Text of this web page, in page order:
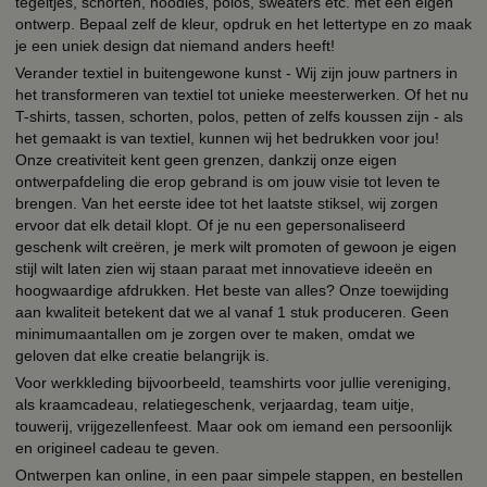
ontwerp. Bepaal zelf de kleur, opdruk en het lettertype en zo maak
je een uniek design dat niemand anders heeft!
Verander textiel in buitengewone kunst - Wij zijn jouw partners in
het transformeren van textiel tot unieke meesterwerken. Of het nu
T-shirts, tassen, schorten, polos, petten of zelfs koussen zijn - als
het gemaakt is van textiel, kunnen wij het bedrukken voor jou!
Onze creativiteit kent geen grenzen, dankzij onze eigen
ontwerpafdeling die erop gebrand is om jouw visie tot leven te
brengen. Van het eerste idee tot het laatste stiksel, wij zorgen
ervoor dat elk detail klopt. Of je nu een gepersonaliseerd
geschenk wilt creëren, je merk wilt promoten of gewoon je eigen
stijl wilt laten zien wij staan paraat met innovatieve ideeën en
hoogwaardige afdrukken. Het beste van alles? Onze toewijding
aan kwaliteit betekent dat we al vanaf 1 stuk produceren. Geen
minimumaantallen om je zorgen over te maken, omdat we
geloven dat elke creatie belangrijk is.
Voor werkkleding bijvoorbeeld, teamshirts voor jullie vereniging,
als kraamcadeau, relatiegeschenk, verjaardag, team uitje,
touwerij, vrijgezellenfeest. Maar ook om iemand een persoonlijk
en origineel cadeau te geven.
Ontwerpen kan online, in een paar simpele stappen, en bestellen